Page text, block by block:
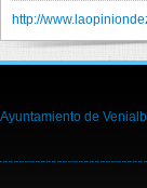
http://
Ayuntamiento de